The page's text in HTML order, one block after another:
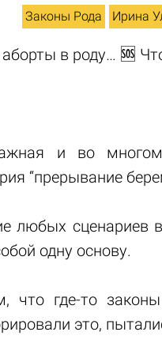
Законы Рода Ирина
в роду… 🆘
и во
“прерывание
любых сценариев
одну основу.
где-то
это,